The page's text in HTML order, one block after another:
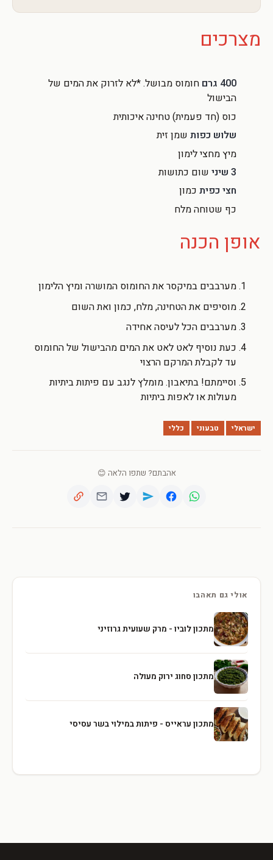
מצרכים
400 גרם
חומוס מבושל. *לא לזרוק את המים של
הבישול
כוס (חד פעמית) טחינה איכותית
שלוש כפות שמן זית
מיץ מחצי לימון
3 שיני
שום כתושות
חצי כפית כמון
כף שטוחה מלח
אופן הכנה
מערבבים במיקסר את החומוס המושרה ומיץ הלימון
מוסיפים את הטחינה, מלח, כמון ואת השום
מערבבים הכל לעיסה אחידה
כעת נוסיף לאט לאט את המים מהבישול של החומוס
עד לקבלת המרקם הרצוי
וסיימתם! בתיאבון. מומלץ לנגב עם פיתות ביתיות
מעולות או לאפות ביתיות
ישראלי טבעוני כללי
אהבתם? שתפו הלאה 😊
אולי גם תאהבו
מתכון לוביו - מרק שעועית גרוזיני
מתכון סחוג ירוק מעולה
מתכון עראייס - פיתות במילוי בשר עסיסי